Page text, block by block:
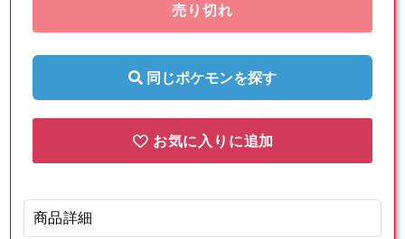
売り切れ
同じポケモンを探す
お気に入りに追加
商品詳細